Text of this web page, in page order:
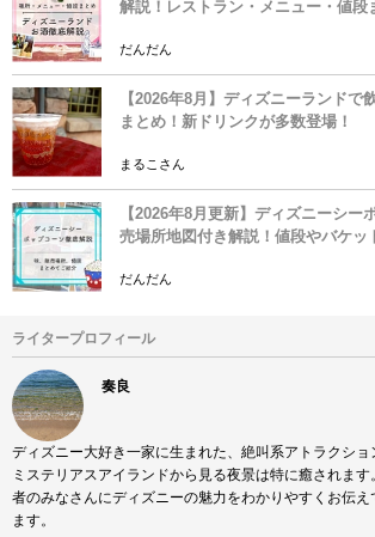
解説！レストラン・メニュー・値段
だんだん
【2026年8月】ディズニーランドで
まとめ！新ドリンクが多数登場！
まるこさん
【2026年8月更新】ディズニーシー
売場所地図付き解説！値段やバケッ
だんだん
ライタープロフィール
奏良
ディズニー大好き一家に生まれた、絶叫系アトラクショ
ミステリアスアイランドから見る夜景は特に癒されま
者のみなさんにディズニーの魅力をわかりやすくお伝
ます。